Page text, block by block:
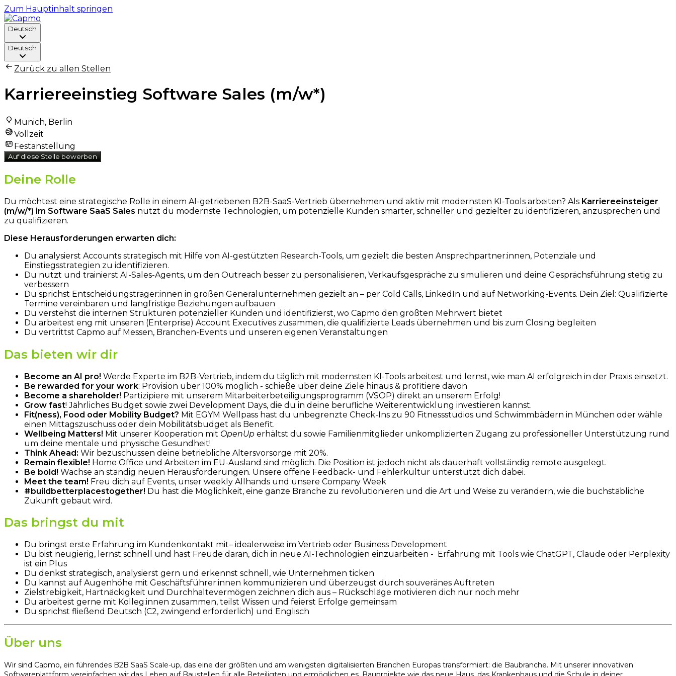
Zum Hauptinhalt springen
Deutsch
Deutsch
Zurück zu allen Stellen
Karriereeinstieg Software Sales (m/w*)
Munich, Berlin
Vollzeit
Festanstellung
Auf diese Stelle bewerben
Deine Rolle
Du möchtest eine strategische Rolle in einem AI-getriebenen B2B-SaaS-Vertrieb übernehmen und aktiv mit modernsten KI-Tools arbeiten? Als Karriereeinsteiger
(m/w/*) im Software SaaS Sales nutzt du modernste Technologien, um potenzielle Kunden smarter, schneller und gezielter zu identifizieren, anzusprechen und
zu qualifizieren.
Diese Herausforderungen erwarten dich:
Du analysierst Accounts strategisch mit Hilfe von AI-gestützten Research-Tools, um gezielt die besten Ansprechpartner:innen, Potenziale und
Einstiegsstrategien zu identifizieren.
Du nutzt und trainierst AI-Sales-Agents, um den Outreach besser zu personalisieren, Verkaufsgespräche zu simulieren und deine Gesprächsführung stetig zu
verbessern
Du sprichst Entscheidungsträger:innen in großen Generalunternehmen gezielt an – per Cold Calls, LinkedIn und auf Networking-Events. Dein Ziel: Qualifizierte
Termine vereinbaren und langfristige Beziehungen aufbauen
Du verstehst die internen Strukturen potenzieller Kunden und identifizierst, wo Capmo den größten Mehrwert bietet
Du arbeitest eng mit unseren (Enterprise) Account Executives zusammen, die qualifizierte Leads übernehmen und bis zum Closing begleiten
Du vertrittst Capmo auf Messen, Branchen-Events und unseren eigenen Veranstaltungen
Das bieten wir dir
Become an AI pro! Werde Experte im B2B-Vertrieb, indem du täglich mit modernsten KI-Tools arbeitest und lernst, wie man AI erfolgreich in der Praxis einsetzt.
Be rewarded for your work: Provision über 100% möglich - schieße über deine Ziele hinaus & profitiere davon
Become a shareholder! Partizipiere mit unserem Mitarbeiterbeteiligungsprogramm (VSOP) direkt an unserem Erfolg!
Grow fast! Jährliches Budget sowie zwei Development Days, die du in deine berufliche Weiterentwicklung investieren kannst.
Fit(ness), Food oder Mobility Budget? Mit EGYM Wellpass hast du unbegrenzte Check-Ins zu 90 Fitnessstudios und Schwimmbädern in München oder wähle
einen Mittagszuschuss oder dein Mobilitätsbudget als Benefit.
Wellbeing Matters! Mit unserer Kooperation mit OpenUp erhältst du sowie Familienmitglieder unkomplizierten Zugang zu professioneller Unterstützung rund
um deine mentale und physische Gesundheit!
Think Ahead: Wir bezuschussen deine betriebliche Altersvorsorge mit 20%.
Remain flexible! Home Office und Arbeiten im EU-Ausland sind möglich. Die Position ist jedoch nicht als dauerhaft vollständig remote ausgelegt.
Be bold! Wachse an ständig neuen Herausforderungen. Unsere offene Feedback- und Fehlerkultur unterstützt dich dabei.
Meet the team! Freu dich auf Events, unser weekly Allhands und unsere Company Week
#buildbetterplacestogether! Du hast die Möglichkeit, eine ganze Branche zu revolutionieren und die Art und Weise zu verändern, wie die buchstäbliche
Zukunft gebaut wird.
Das bringst du mit
Du bringst erste Erfahrung im Kundenkontakt mit– idealerweise im Vertrieb oder Business Development
Du bist neugierig, lernst schnell und hast Freude daran, dich in neue AI-Technologien einzuarbeiten - Erfahrung mit Tools wie ChatGPT, Claude oder Perplexity
ist ein Plus
Du denkst strategisch, analysierst gern und erkennst schnell, wie Unternehmen ticken
Du kannst auf Augenhöhe mit Geschäftsführer:innen kommunizieren und überzeugst durch souveränes Auftreten
Zielstrebigkeit, Hartnäckigkeit und Durchhaltevermögen zeichnen dich aus – Rückschläge motivieren dich nur noch mehr
Du arbeitest gerne mit Kolleg:innen zusammen, teilst Wissen und feierst Erfolge gemeinsam
Du sprichst fließend Deutsch (C2, zwingend erforderlich) und Englisch
Über uns
Wir sind Capmo, ein führendes B2B SaaS Scale-up, das eine der größten und am wenigsten digitalisierten Branchen Europas transformiert: die Baubranche. Mit unserer innovativen